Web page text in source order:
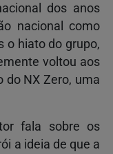
dos anos
nacional como
o hiato do grupo,
voltou aos
do NX Zero, uma
fala sobre os
a ideia de que a